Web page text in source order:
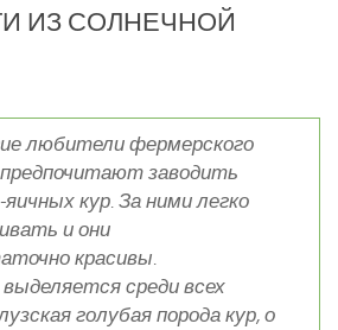
Мясные
Инкубаторы
Здоровье кур
и содержание кур
и клетки
о курах
ИЗ СОЛНЕЧНОЙ
любители фермерского
заводить
кур. За ними легко
и они
красивы.
среди всех
голубая порода кур, о